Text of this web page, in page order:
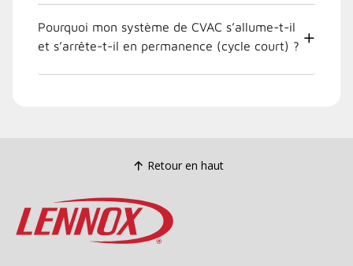
Pourquoi mon système de CVAC s’allume-t-il
et s’arrête-t-il en permanence (cycle court) ?
Retour en haut